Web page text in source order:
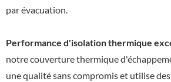
par évacuation.
Performance d'isolation thermique
notre couverture thermique
une qualité sans compromis et utilise